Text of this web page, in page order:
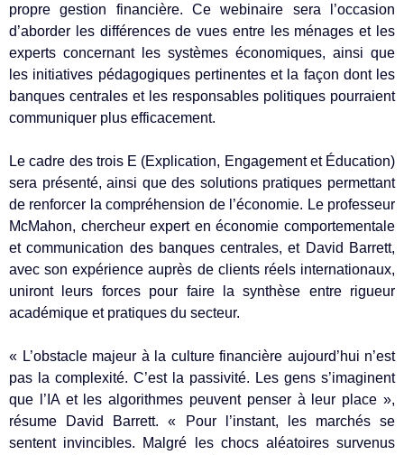
propre gestion financière. Ce webinaire sera l’occasion
d’aborder les différences de vues entre les ménages et les
experts concernant les systèmes économiques, ainsi que
les initiatives pédagogiques pertinentes et la façon dont les
banques centrales et les responsables politiques pourraient
communiquer plus efficacement.
Le cadre des trois E (Explication, Engagement et Éducation)
sera présenté, ainsi que des solutions pratiques permettant
de renforcer la compréhension de l’économie. Le professeur
McMahon, chercheur expert en économie comportementale
et communication des banques centrales, et David Barrett,
avec son expérience auprès de clients réels internationaux,
uniront leurs forces pour faire la synthèse entre rigueur
académique et pratiques du secteur.
« L’obstacle majeur à la culture financière aujourd’hui n’est
pas la complexité. C’est la passivité. Les gens s’imaginent
que l’IA et les algorithmes peuvent penser à leur place »,
résume David Barrett. « Pour l’instant, les marchés se
sentent invincibles. Malgré les chocs aléatoires survenus